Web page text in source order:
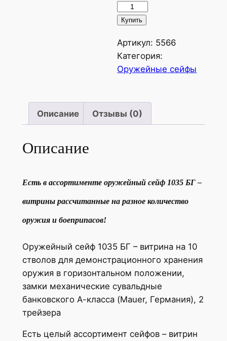
Количество
товара
сейф
1035
БГ
Купить
Артикул: 5566
Категория:
Оружейные сейфы
Описание Отзывы (0)
Описание
Есть в ассортименте оружейный сейф 1035 БГ–
витрины рассчитанные на разное количество
оружия и боеприпасов!
Оружейный сейф 1035 БГ – витрина на 10
стволов для демонстрационного хранения
оружия в горизонтальном положении,
замки механические сувальдные
банковского А-класса (Mauer, Германия), 2
трейзера
Есть целый ассортимент сейфов – витрин